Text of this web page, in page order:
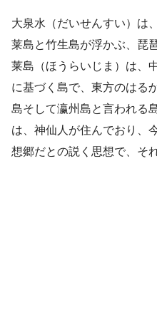
大泉水（だいせんすい）は
莱島と竹生島が浮かぶ、琵
莱島（ほうらいじま）は、
に基づく島で、東方のはる
島そして瀛州島と言われる
は、神仙人が住んでおり、
想郷だとの説く思想で、そ